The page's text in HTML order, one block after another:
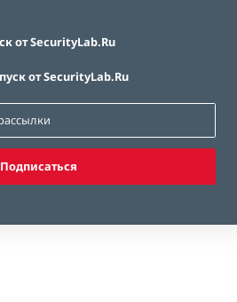
от SecurityLab.Ru
от SecurityLab.Ru
Подписаться